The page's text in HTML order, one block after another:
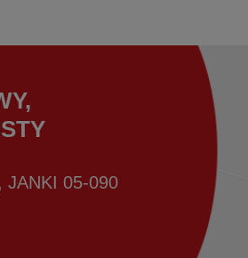
JANKI 05-090